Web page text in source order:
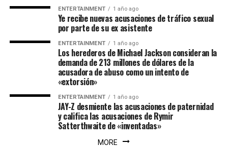
ENTERTAINMENT 1 año ago
Ye recibe nuevas acusaciones de tráfico sexual
por parte de su ex asistente
ENTERTAINMENT 1 año ago
Los herederos de Michael Jackson consideran la
demanda de 213 millones de dólares de la
acusadora de abuso como un intento de
«extorsión»
ENTERTAINMENT 1 año ago
JAY-Z desmiente las acusaciones de paternidad
y califica las acusaciones de Rymir
Satterthwaite de «inventadas»
MORE